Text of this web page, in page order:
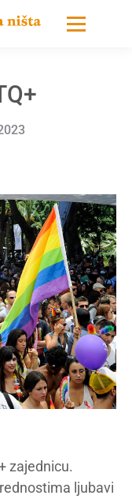
zajednicu.
ljubavi